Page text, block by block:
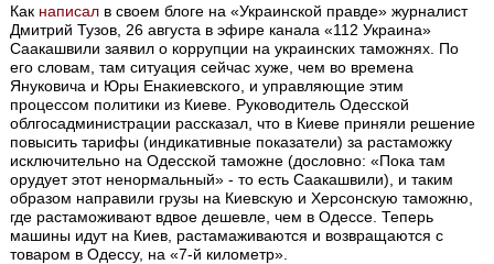
Как написал в своем блоге на «Украинской правде» журналист
Дмитрий Тузов, 26 августа в эфире канала «112 Украина»
Саакашвили заявил о коррупции на украинских таможнях. По
его словам, там ситуация сейчас хуже, чем во времена
Януковича и Юры Енакиевского, и управляющие этим
процессом политики из Киеве. Руководитель Одесской
облгосадминистрации рассказал, что в Киеве приняли решение
повысить тарифы (индикативные показатели) за растаможку
исключительно на Одесской таможне (дословно: «Пока там
орудует этот ненормальный» - то есть Саакашвили), и таким
образом направили грузы на Киевскую и Херсонскую таможню,
где растаможивают вдвое дешевле, чем в Одессе. Теперь
машины идут на Киев, растамаживаются и возвращаются с
товаром в Одессу, на «7-й километр».